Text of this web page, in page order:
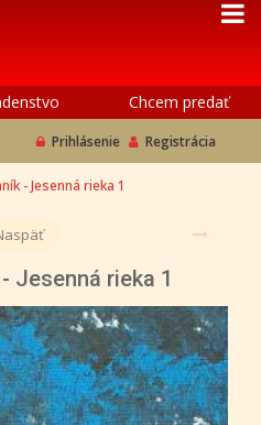
Chcem predať
Prihlásenie Registrácia
- Jesenná rieka 1
Jesenná rieka 1